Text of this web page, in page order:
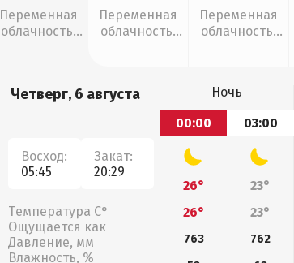
Переменная
облачность,
Переменная
облачность,
Переменная
облачность,
Четверг, 6 августа
Восход:
05:45
Закат:
20:29
Температура С°
Ощущается как
Давление, мм
Влажность, %
Ночь
00:00
03:00
26° 23°
26°
23°
763 762